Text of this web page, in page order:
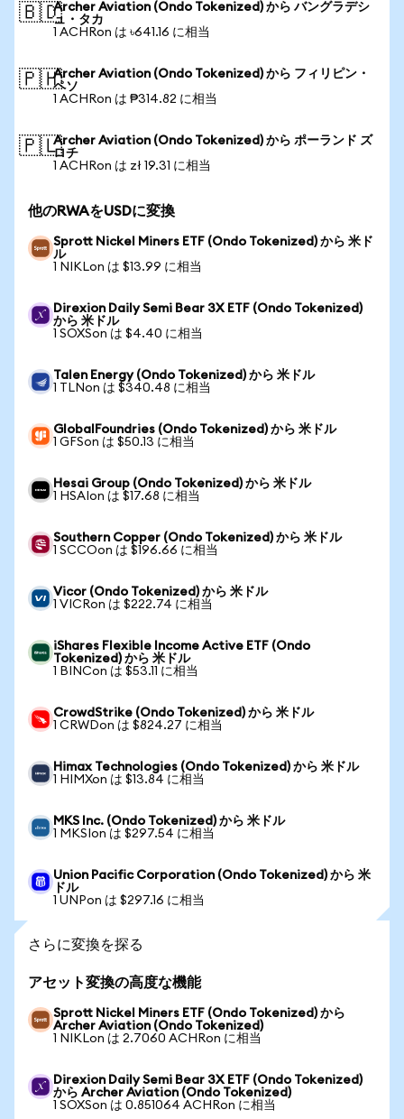
🇧🇩Archer Aviation (Ondo Tokenized) から バングラデシ
ュ・タカ
1 ACHRon は ৳641.16 に相当
🇵🇭Archer Aviation (Ondo Tokenized) から フィリピン・
ペソ
1 ACHRon は ₱314.82 に相当
🇵🇱Archer Aviation (Ondo Tokenized) から ポーランド ズ
ロチ
1 ACHRon は zł 19.31 に相当
他のRWAをUSDに変換
Sprott Nickel Miners ETF (Ondo Tokenized) から 米ド
ル
1 NIKLon は $13.99 に相当
Direxion Daily Semi Bear 3X ETF (Ondo Tokenized)
から 米ドル
1 SOXSon は $4.40 に相当
Talen Energy (Ondo Tokenized) から 米ドル
1 TLNon は $340.48 に相当
GlobalFoundries (Ondo Tokenized) から 米ドル
1 GFSon は $50.13 に相当
Hesai Group (Ondo Tokenized) から 米ドル
1 HSAIon は $17.68 に相当
Southern Copper (Ondo Tokenized) から 米ドル
1 SCCOon は $196.66 に相当
Vicor (Ondo Tokenized) から 米ドル
1 VICRon は $222.74 に相当
iShares Flexible Income Active ETF (Ondo
Tokenized) から 米ドル
1 BINCon は $53.11 に相当
CrowdStrike (Ondo Tokenized) から 米ドル
1 CRWDon は $824.27 に相当
Himax Technologies (Ondo Tokenized) から 米ドル
1 HIMXon は $13.84 に相当
MKS Inc. (Ondo Tokenized) から 米ドル
1 MKSIon は $297.54 に相当
Union Pacific Corporation (Ondo Tokenized) から 米
ドル
1 UNPon は $297.16 に相当
さらに変換を探る
アセット変換の高度な機能
Sprott Nickel Miners ETF (Ondo Tokenized) から
Archer Aviation (Ondo Tokenized)
1 NIKLon は 2.7060 ACHRon に相当
Direxion Daily Semi Bear 3X ETF (Ondo Tokenized)
から Archer Aviation (Ondo Tokenized)
1 SOXSon は 0.851064 ACHRon に相当